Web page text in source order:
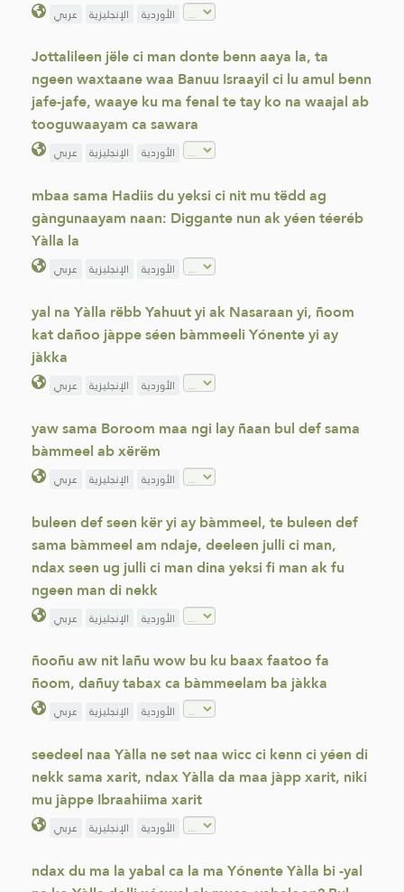
عربي الإنجليزية الأوردية
Jottalileen jële ci man donte benn aaya la, ta
ngeen waxtaane waa Banuu Israayil ci lu amul benn
jafe-jafe, waaye ku ma fenal te tay ko na waajal ab
tooguwaayam ca sawara
عربي الإنجليزية الأوردية
mbaa sama Hadiis du yeksi ci nit mu tëdd ag
gàngunaayam naan: Diggante nun ak yéen téeréb
Yàlla la
عربي الإنجليزية الأوردية
yal na Yàlla rëbb Yahuut yi ak Nasaraan yi, ñoom
kat dañoo jàppe séen bàmmeeli Yónente yi ay
jàkka
عربي الإنجليزية الأوردية
yaw sama Boroom maa ngi lay ñaan bul def sama
bàmmeel ab xërëm
عربي الإنجليزية الأوردية
buleen def seen kër yi ay bàmmeel, te buleen def
sama bàmmeel am ndaje, deeleen julli ci man,
ndax seen ug julli ci man dina yeksi fi man ak fu
ngeen man di nekk
عربي الإنجليزية الأوردية
ñooñu aw nit lañu wow bu ku baax faatoo fa
ñoom, dañuy tabax ca bàmmeelam ba jàkka
عربي الإنجليزية الأوردية
seedeel naa Yàlla ne set naa wicc ci kenn ci yéen di
nekk sama xarit, ndax Yàlla da maa jàpp xarit, niki
mu jàppe Ibraahiima xarit
عربي الإنجليزية الأوردية
ndax du ma la yabal ca la ma Yónente Yàlla bi -yal